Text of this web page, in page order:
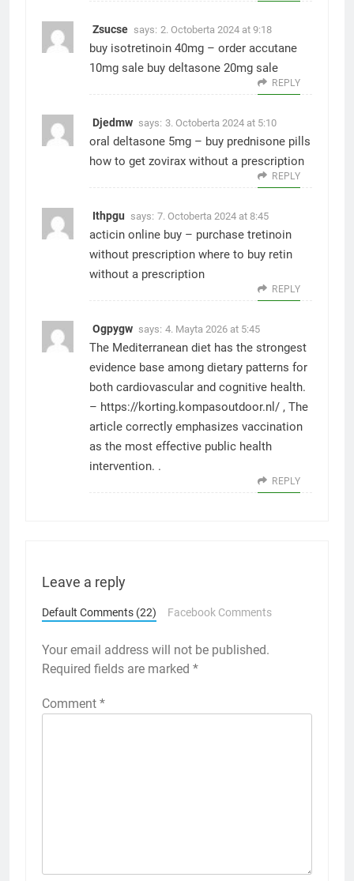
Zsucse says: 2. Octoberta 2024 at 9:18
buy isotretinoin 40mg – order accutane
10mg sale buy deltasone 20mg sale
REPLY
Djedmw says: 3. Octoberta 2024 at 5:10
oral deltasone 5mg – buy prednisone pills
how to get zovirax without a prescription
REPLY
Ithpgu says: 7. Octoberta 2024 at 8:45
acticin online buy – purchase tretinoin
without prescription where to buy retin
without a prescription
REPLY
Ogpygw says: 4. Mayta 2026 at 5:45
The Mediterranean diet has the strongest
evidence base among dietary patterns for
both cardiovascular and cognitive health.
– https://korting.kompasoutdoor.nl/ , The
article correctly emphasizes vaccination
as the most effective public health
intervention. .
REPLY
Leave a reply
Default Comments (22) Facebook Comments
Your email address will not be published.
Required fields are marked *
Comment *